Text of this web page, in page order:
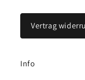
Vertrag
Info